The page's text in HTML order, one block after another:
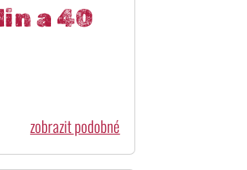
a 40
zobrazit podobné